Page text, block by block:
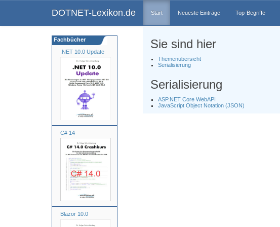
DOTNET-Lexikon.de Start Neueste Einträge Top-Begriffe
.NET 10.0 Update
C# 14
Blazor 10.0
Fachbücher Sie sind hier
Themenübersicht
Serialisierung
Serialisierung
ASP.NET Core WebAPI
JavaScript Object Notation (JSON)